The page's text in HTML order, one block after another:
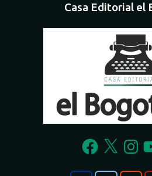
Casa Editorial el
Facebook
X